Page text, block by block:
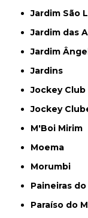
Jardim São
Jardim das
Jardim
Jardins
Jockey Club
Jockey
M'Boi Mirim
Moema
Morumbi
Paineiras
Paraíso do